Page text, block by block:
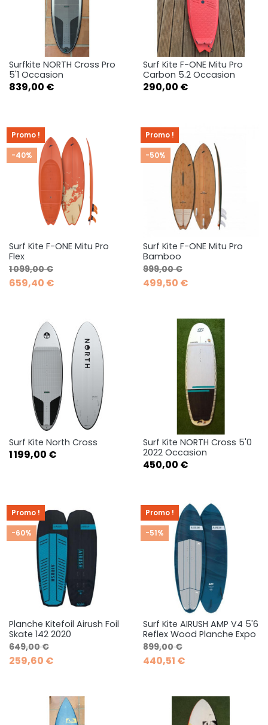
Surfkite NORTH Cross Pro
5'1 Occasion
Prix
839,00 €
Surf Kite F-ONE Mitu Pro
Carbon 5.2 Occasion
Prix
290,00 €
Surf Kite F-ONE Mitu Pro
Flex
Prix de base
1 099,00 €Prix
659,40 €
Promo !
-40%
Surf Kite F-ONE Mitu Pro
Bamboo
Prix de base
999,00 €Prix
499,50 €
Promo !
-50%
Surf Kite North Cross
Prix
1 199,00 €
Surf Kite NORTH Cross 5'0
2022 Occasion
Prix
450,00 €
Planche Kitefoil Airush Foil
Skate 142 2020
Prix de base
649,00 €Prix
259,60 €
Promo !
-60%
Surf Kite AIRUSH AMP V4 5'6
Reflex Wood Planche Expo
Prix de base
899,00 €Prix
440,51 €
Promo !
-51%